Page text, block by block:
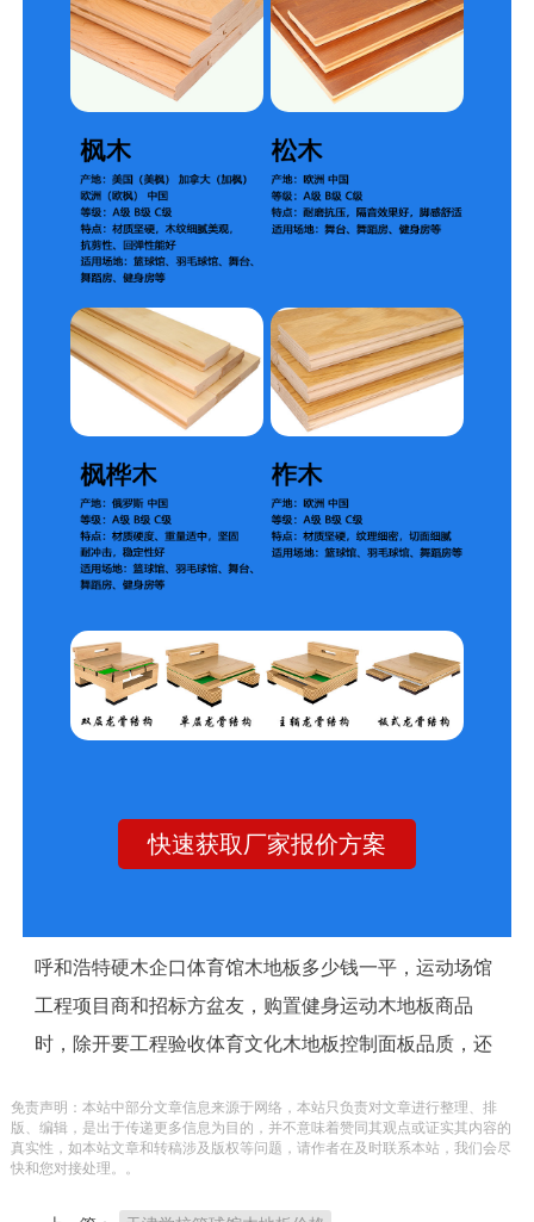
快速获取厂家报价方案
呼和浩特硬木企口体育馆木地板多少钱一平，运动场馆
工程项目商和招标方盆友，购置健身运动木地板商品
时，除开要工程验收体育文化木地板控制面板品质，还
造也是如何的？由于健身运动木地板生产厂家为了更好
地达到顾客不一样要求，产品研发出多种多样系列产品
免责声明：本站中部分文章信息来源于网络，本站只负责对文章进行整理、排
版、编辑，是出于传递更多信息为目的，并不意味着赞同其观点或证实其内容的
真实性，如本站文章和转稿涉及版权等问题，请作者在及时联系本站，我们会尽
快和您对接处理。。